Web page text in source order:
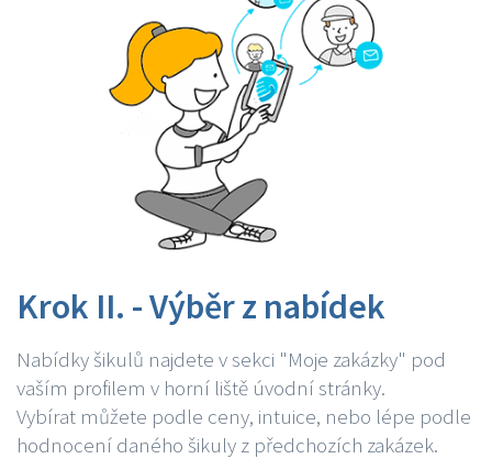
Krok II. - Výběr z nabídek
Nabídky šikulů najdete v sekci "Moje zakázky" pod
vaším profilem v horní liště úvodní stránky.
Vybírat můžete podle ceny, intuice, nebo lépe podle
hodnocení daného šikuly z předchozích zakázek.